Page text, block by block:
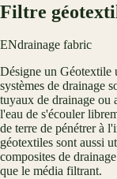
Filtre
ENdrainage fabric
Désigne un Géotextile
systèmes de drainage
tuyaux de drainage ou
l'eau de s'écouler
de terre de pénétrer à
géotextiles sont aussi
composites de
que le média filtrant.